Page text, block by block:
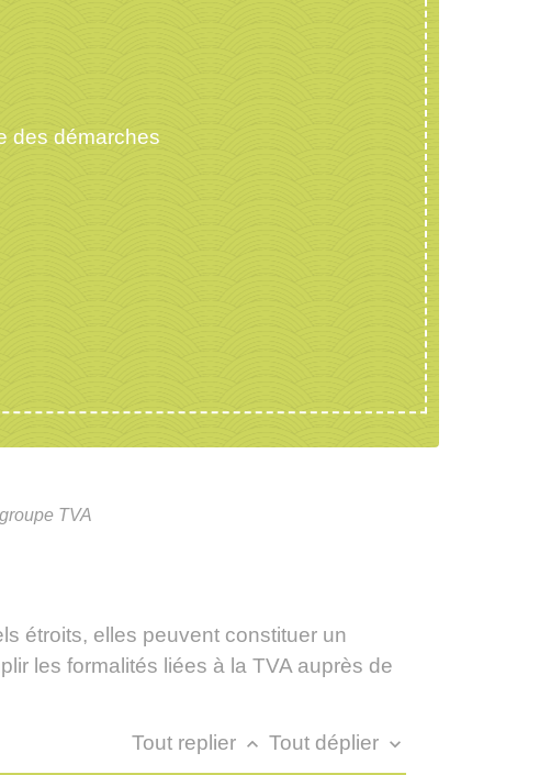
des démarches
TVA
étroits, elles peuvent constituer un
les formalités liées à la TVA auprès de
Tout replier keyboard_arrow_up Tout déplier keyboard_arrow_down